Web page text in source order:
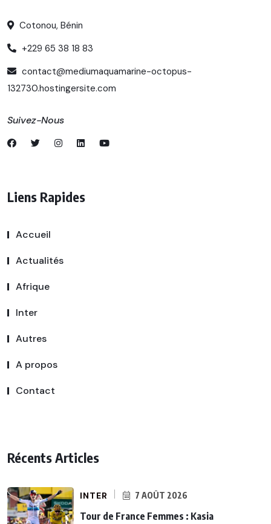
Cotonou, Bénin
+229 65 38 18 83
contact@mediumaquamarine-octopus-
132730.hostingersite.com
Suivez-Nous
Liens Rapides
Accueil
Actualités
Afrique
Inter
Autres
A propos
Contact
Récents Articles
INTER 7 AOÛT 2026
Tour de France Femmes : Kasia